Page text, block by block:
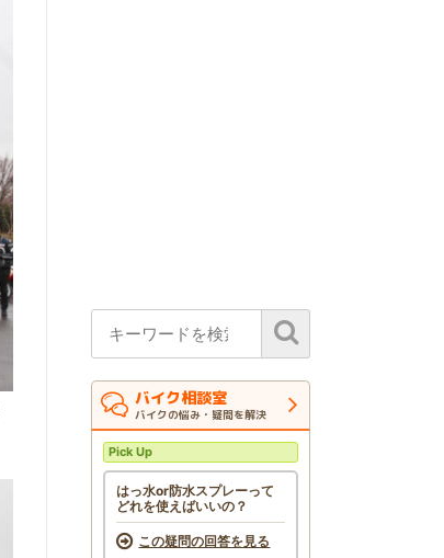
バイク相談室
バイクの悩み・疑問を解決
Pick Up
はっ水or防水スプレーって
どれを使えばいいの？
この疑問の回答を見る